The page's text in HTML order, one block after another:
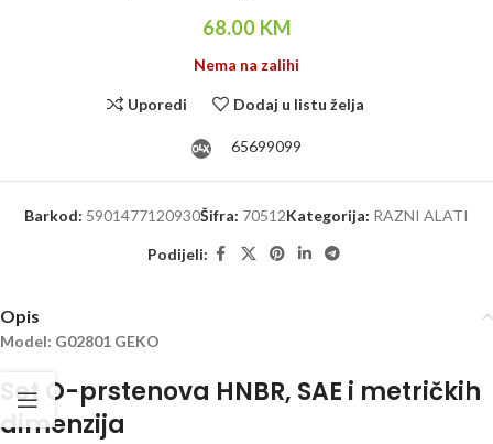
68.00 KM
Nema na zalihi
Uporedi Dodaj u listu želja
65699099
Barkod: 5901477120930Šifra: 70512Kategorija: RAZNI ALATI
Podijeli:
Opis
Model: G02801 GEKO
Set O-prstenova HNBR, SAE i metričkih
dimenzija